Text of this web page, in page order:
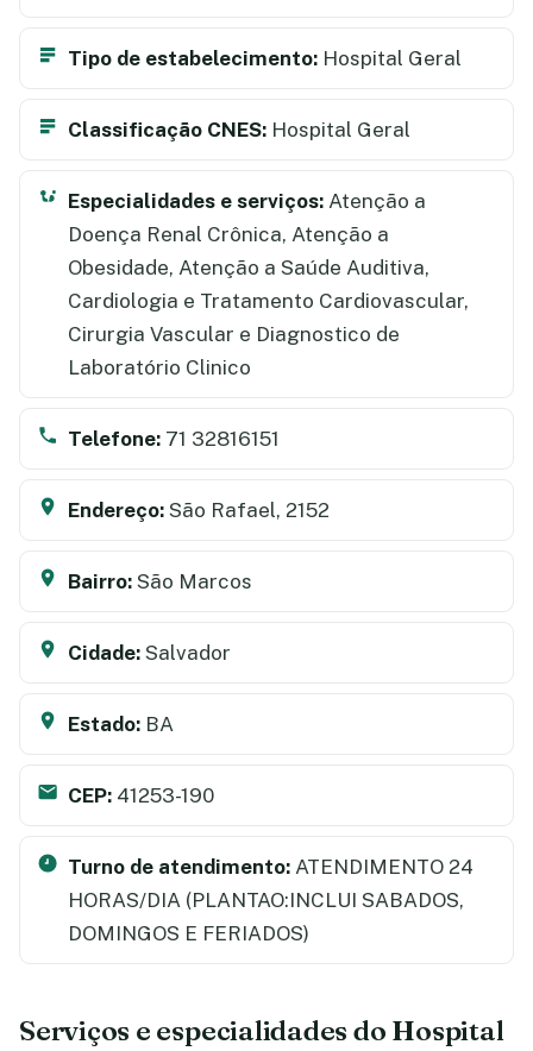
Tipo de estabelecimento: Hospital Geral
Classificação CNES: Hospital Geral
Especialidades e serviços: Atenção a
Doença Renal Crônica, Atenção a
Obesidade, Atenção a Saúde Auditiva,
Cardiologia e Tratamento Cardiovascular,
Cirurgia Vascular e Diagnostico de
Laboratório Clinico
Telefone: 71 32816151
Endereço: São Rafael, 2152
Bairro: São Marcos
Cidade: Salvador
Estado: BA
CEP: 41253-190
Turno de atendimento: ATENDIMENTO 24
HORAS/DIA (PLANTAO:INCLUI SABADOS,
DOMINGOS E FERIADOS)
Serviços e especialidades do Hospital